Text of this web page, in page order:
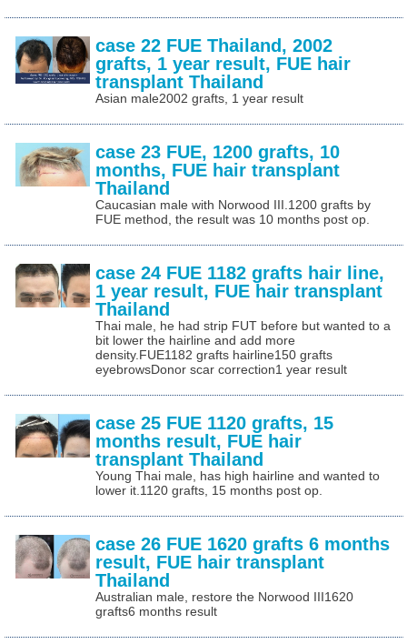
case 22 FUE Thailand, 2002
grafts, 1 year result, FUE hair
transplant Thailand
Asian male2002 grafts, 1 year result
case 23 FUE, 1200 grafts, 10
months, FUE hair transplant
Thailand
Caucasian male with Norwood III.1200 grafts by
FUE method, the result was 10 months post op.
case 24 FUE 1182 grafts hair line,
1 year result, FUE hair transplant
Thailand
Thai male, he had strip FUT before but wanted to a
bit lower the hairline and add more
density.FUE1182 grafts hairline150 grafts
eyebrowsDonor scar correction1 year result
case 25 FUE 1120 grafts, 15
months result, FUE hair
transplant Thailand
Young Thai male, has high hairline and wanted to
lower it.1120 grafts, 15 months post op.
case 26 FUE 1620 grafts 6 months
result, FUE hair transplant
Thailand
Australian male, restore the Norwood III1620
grafts6 months result